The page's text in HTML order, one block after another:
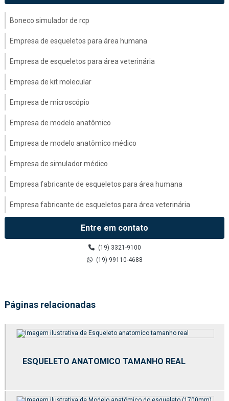
Boneco simulador de rcp
Empresa de esqueletos para área humana
Empresa de esqueletos para área veterinária
Empresa de kit molecular
Empresa de microscópio
Empresa de modelo anatômico
Empresa de modelo anatômico médico
Empresa de simulador médico
Empresa fabricante de esqueletos para área humana
Empresa fabricante de esqueletos para área veterinária
Empresa fabricante de modelo anatômico médico
Esqueletos para área humana
Fábrica de esqueletos para área humana
Fábrica de kit molecular
Fabricação de esqueletos para área humana
Fabricante de esqueletos para área veterinária
Entre em contato
(19) 3321-9100
(19) 99110-4688
Páginas relacionadas
ESQUELETO ANATOMICO TAMANHO REAL